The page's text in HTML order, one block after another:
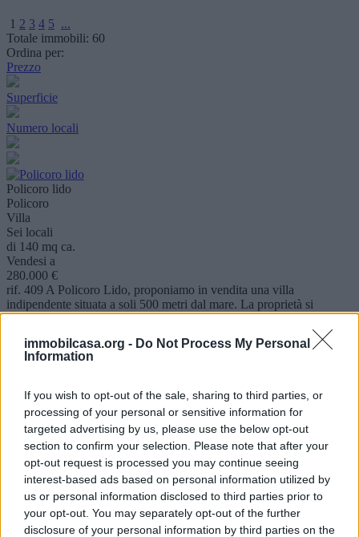
immobilcasa.org - Do Not Process My Personal
Information
If you wish to opt-out of the sale, sharing to third parties, or
processing of your personal or sensitive information for
targeted advertising by us, please use the below opt-out
section to confirm your selection. Please note that after your
opt-out request is processed you may continue seeing
interest-based ads based on personal information utilized by
us or personal information disclosed to third parties prior to
your opt-out. You may separately opt-out of the further
disclosure of your personal information by third parties on the
1 2 3 4 5 ...
Totale immobili: 60
Ordina per:
Prezzo
Superficie
Numero locali
Policoro lido
Policoro
Villa
Sei locali
di 140 mq ca.
Vendesi a
280.000 €
rif. 409 A Policoro Lido, proponiamo in vendita una villa
indipendente situata a soli 500 metri dal mare. La proprietà si
sviluppa su due ..
Altamura
Trilocale
di 102 mq ca.
Vendesi a
177.000 €
rif. 16 A circa 7 km da Altamura, in zona Via Santeramo,
proponiamo in vendita una villa indipendente di circa 102 mq, ideale
per chi desid..
Visualizza dettaglio